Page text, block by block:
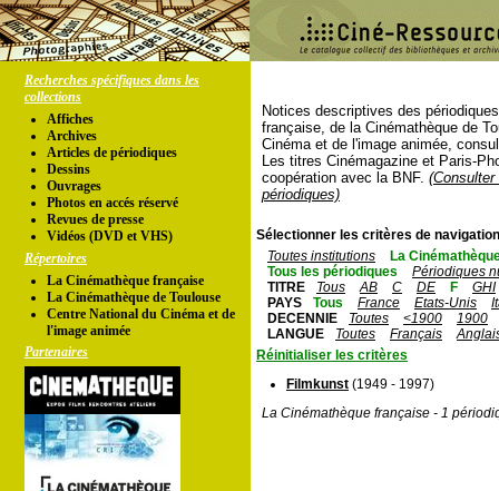
Recherches spécifiques dans les
collections
Affiches
Archives
Articles de périodiques
Dessins
Ouvrages
Photos en accés réservé
Revues de presse
Vidéos (DVD et VHS)
Répertoires
La Cinémathèque française
La Cinémathèque de Toulouse
Centre National du Cinéma et de
l'image animée
Partenaires
Notices descriptives des
française, de la Cinémathèque de
Cinéma et de l'image animée,
Les titres Cinémagazine et Paris-
coopération avec la BNF.
périodiques)
Sélectionner les critères de
Toutes institutions
La
Tous les périodiques
Périodiques
TITRE
Tous AB C DE F
GHI
PAYS
Tous France Etats-Unis
DECENNIE
Toutes <1900
1900
LANGUE
Toutes Français
Réinitialiser les critères
Filmkunst (1949 - 1997)
La Cinémathèque française - 1